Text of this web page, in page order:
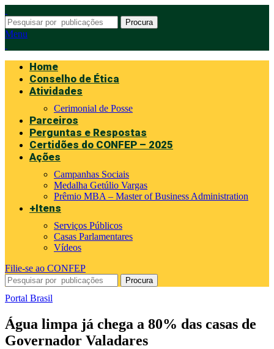
Procura
Menu
Home
Conselho de Ética
Atividades
Cerimonial de Posse
Parceiros
Perguntas e Respostas
Certidões do CONFEP – 2025
Ações
Campanhas Sociais
Medalha Getúlio Vargas
Prêmio MBA – Master of Business Administration
+Itens
Serviços Públicos
Casas Parlamentares
Vídeos
Filie-se ao CONFEP
Procura
Portal Brasil
Água limpa já chega a 80% das casas de
Governador Valadares